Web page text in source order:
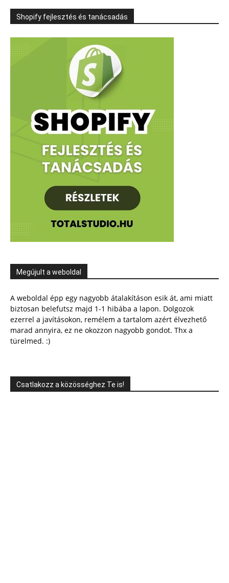
Shopify fejlesztés és tanácsadás
Megújult a weboldal
A weboldal épp egy nagyobb átalakításon esik át, ami miatt
biztosan belefutsz majd 1-1 hibába a lapon. Dolgozok
ezerrel a javításokon, remélem a tartalom azért élvezhető
marad annyira, ez ne okozzon nagyobb gondot. Thx a
türelmed. :)
Csatlakozz a közösséghez Te is!